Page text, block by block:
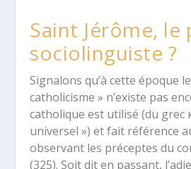
Saint Jérôme, le
sociolinguiste ?
Signalons qu’à cette époque
catholicisme » n’existe pas
catholique est utilisé (du grec
universel ») et fait référence
observant les préceptes du
(325). Soit dit en passant,